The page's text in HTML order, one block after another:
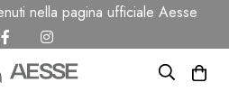
nella pagina ufficiale Aesse